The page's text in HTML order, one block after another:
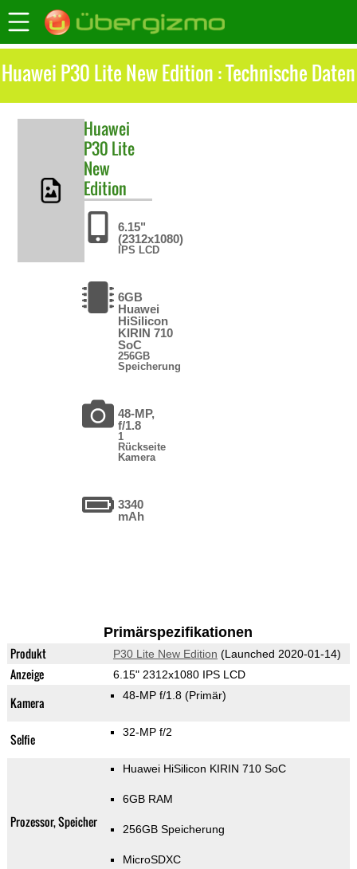
Huawei P30 Lite New Edition : Technische Daten
Huawei
P30 Lite
New
Edition
6.15"
(2312x1080)
IPS LCD
6GB
Huawei
HiSilicon
KIRIN 710
SoC
256GB
Speicherung
48-MP,
f/1.8
1
Rückseite
Kamera
3340
mAh
Primärspezifikationen
Produkt P30 Lite New Edition (Launched 2020-01-14)
Anzeige 6.15" 2312x1080 IPS LCD
Kamera 48-MP f/1.8 (Primär)
Selfie 32-MP f/2
Prozessor, Speicher
Huawei HiSilicon KIRIN 710 SoC
6GB RAM
256GB Speicherung
MicroSDXC